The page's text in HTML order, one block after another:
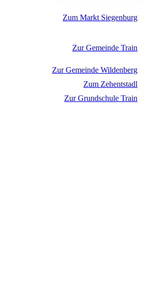
Zum Markt Siegenburg
Zur Gemeinde Train
Zur Gemeinde Wildenberg
Zum Zehentstadl
Zur Grundschule Train